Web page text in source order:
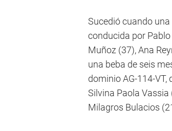
Sucedió cuando
conducida por
Muñoz (37), Ana
una beba de seis
dominio AG-114-
Silvina Paola Vassia
Milagros Bulacios